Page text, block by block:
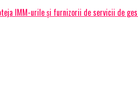
IMM-urile și furnizorii de servicii de